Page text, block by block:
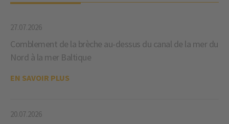
27.07.2026
Comblement de la brèche au-dessus du canal de la mer du
Nord à la mer Baltique
EN SAVOIR PLUS
20.07.2026